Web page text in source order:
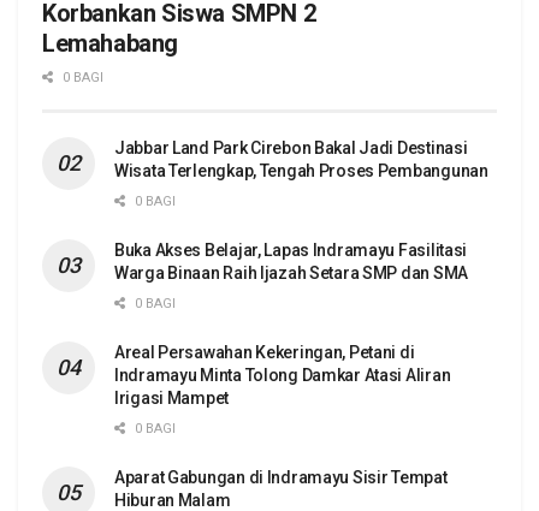
Korbankan Siswa SMPN 2
Lemahabang
0 BAGI
Jabbar Land Park Cirebon Bakal Jadi Destinasi
Wisata Terlengkap, Tengah Proses Pembangunan
0 BAGI
Buka Akses Belajar, Lapas Indramayu Fasilitasi
Warga Binaan Raih Ijazah Setara SMP dan SMA
0 BAGI
Areal Persawahan Kekeringan, Petani di
Indramayu Minta Tolong Damkar Atasi Aliran
Irigasi Mampet
0 BAGI
Aparat Gabungan di Indramayu Sisir Tempat
Hiburan Malam